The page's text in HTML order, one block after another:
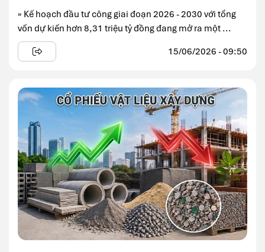
» Kế hoạch đầu tư công giai đoạn 2026 - 2030 với tổng
vốn dự kiến hơn 8,31 triệu tỷ đồng đang mở ra một ...
15/06/2026 - 09:50